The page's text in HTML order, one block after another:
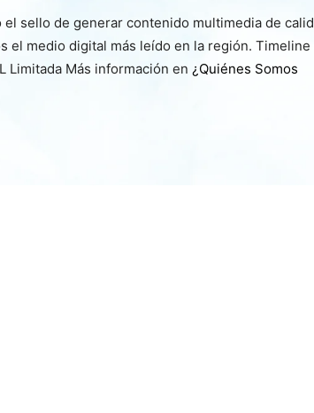
sello de generar contenido multimedia de
el medio digital más leído en la región. Timeline
Limitada Más información en ¿Quiénes Somos